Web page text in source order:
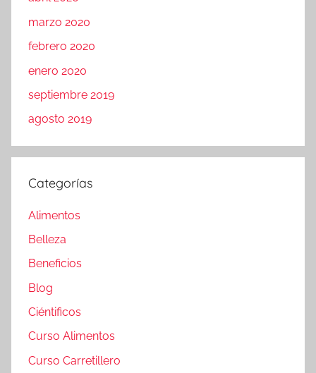
marzo 2020
febrero 2020
enero 2020
septiembre 2019
agosto 2019
Categorías
Alimentos
Belleza
Beneficios
Blog
Ciéntificos
Curso Alimentos
Curso Carretillero